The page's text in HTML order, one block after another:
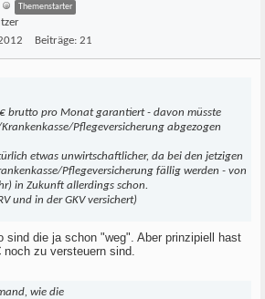
Themenstarter
Beiträge: 21
brutto pro Monat garantiert - davon müsste
Pflegeversicherung abgezogen
etwas unwirtschaftlicher, da bei den jetzigen
Pflegeversicherung fällig werden - von
in Zukunft allerdings schon.
und in der GKV versichert)
sind die ja schon "weg". Aber prinzipiell hast
zu versteuern sind.
wie die